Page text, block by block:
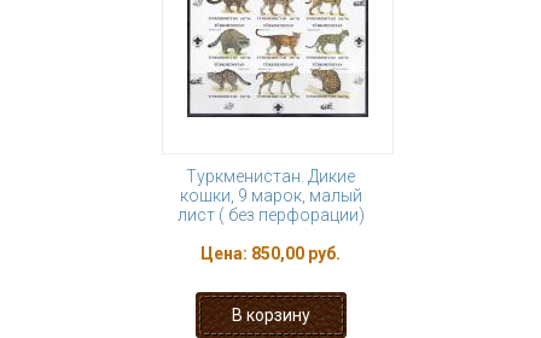
Туркменистан. Дикие
кошки, 9 марок, малый
лист ( без перфорации)
Цена: 850,00 руб.